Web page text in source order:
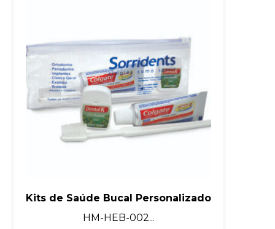
Kits de Saúde Bucal Personalizado
HM-HEB-002...